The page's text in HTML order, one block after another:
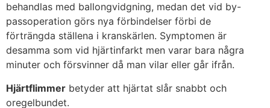
behandlas med ballongvidgning, medan det vid by-
passoperation görs nya förbindelser förbi de
förträngda ställena i kranskärlen. Symptomen är
desamma som vid hjärtinfarkt men varar bara några
minuter och försvinner då man vilar eller går ifrån.
Hjärtflimmer betyder att hjärtat slår snabbt och
oregelbundet.